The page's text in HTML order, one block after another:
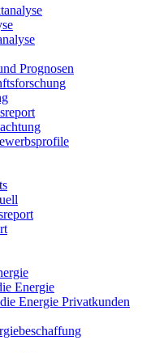
Prognosen
Energie
Energie Privatkunden